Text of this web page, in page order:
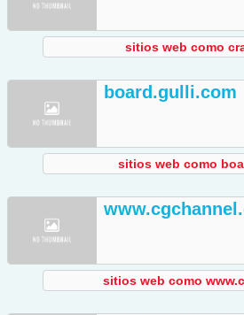
sitios web como
board.gulli.com
sitios web como
sitios web como